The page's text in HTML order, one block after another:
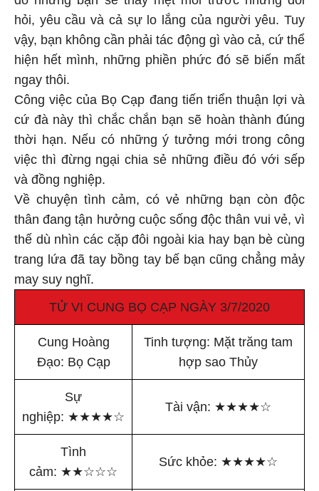
hỏi, yêu cầu và cả sự lo lắng của người yêu. Tuy
vậy, bạn không cần phải tác động gì vào cả, cứ thể
hiện hết mình, những phiền phức đó sẽ biến mất
ngay thôi.
Công việc của Bọ Cạp đang tiến triển thuận lợi và
cứ đà này thì chắc chắn bạn sẽ hoàn thành đúng
thời hạn. Nếu có những ý tưởng mới trong công
việc thì đừng ngại chia sẻ những điều đó với sếp
và đồng nghiệp.
Về chuyện tình cảm, có vẻ những bạn còn độc
thân đang tận hưởng cuộc sống độc thân vui vẻ, vì
thế dù nhìn các cặp đôi ngoài kia hay bạn bè cùng
trang lứa đã tay bồng tay bế bạn cũng chẳng mảy
may suy nghĩ.
TỬ VI CUNG BỌ CẠP NGÀY 3/7/2020
Cung Hoàng
Đạo: Bọ Cạp
Tinh tượng: Mặt trăng tam
hợp sao Thủy
Sự
nghiệp: ★★★★☆
Tài vận: ★★★★☆
Tình
cảm: ★★☆☆☆
Sức khỏe: ★★★★☆